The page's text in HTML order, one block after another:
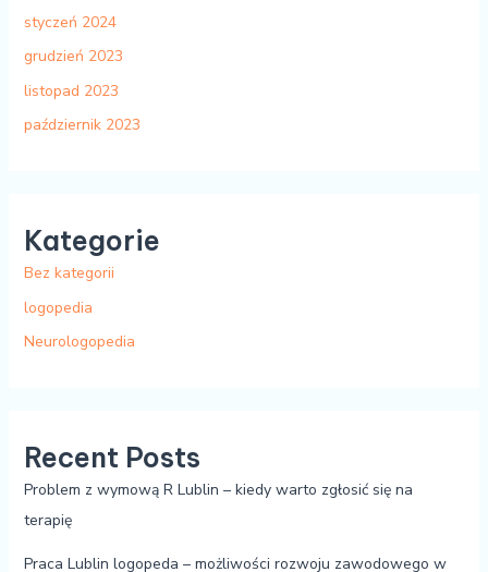
styczeń 2024
grudzień 2023
listopad 2023
październik 2023
Kategorie
Bez kategorii
logopedia
Neurologopedia
Recent Posts
Problem z wymową R Lublin – kiedy warto zgłosić się na
terapię
Praca Lublin logopeda – możliwości rozwoju zawodowego w